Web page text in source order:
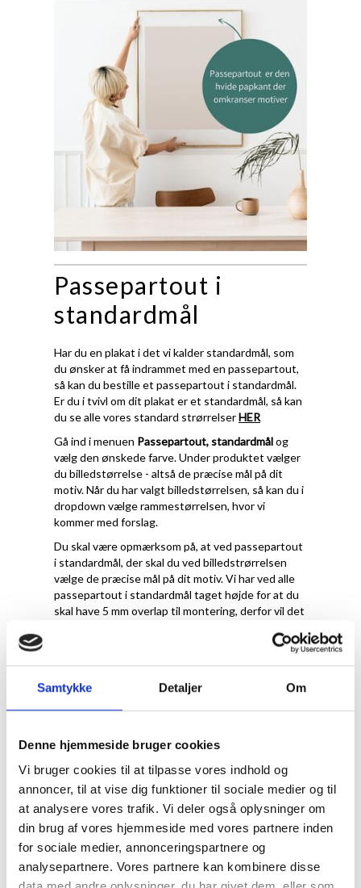
Samtykke Detaljer Om
Denne hjemmeside bruger cookies
Vi bruger cookies til at tilpasse vores indhold og
annoncer, til at vise dig funktioner til sociale medier og til
at analysere vores trafik. Vi deler også oplysninger om
din brug af vores hjemmeside med vores partnere inden
for sociale medier, annonceringspartnere og
analysepartnere. Vores partnere kan kombinere disse
Passepartout i
standardmål
Har du en plakat i det vi kalder standardmål, som
du ønsker at få indrammet med en passepartout,
så kan du bestille et passepartout i standardmål.
Er du i tvivl om dit plakat er et standardmål, så kan
du se alle vores standard strørrelserHER
Gå ind i menuen Passepartout, standardmålog
vælg den ønskede farve. Under produktet vælger
du billedstørrelse - altså de præcise mål på dit
motiv. Når du har valgt billedstørrelsen, så kan du i
dropdown vælge rammestørrelsen, hvor vi
kommer med forslag.
Du skal være opmærksom på, at ved passepartout
i standardmål, der skal du ved billedstrørrelsen
vælge de præcise mål på dit motiv. Vi har ved alle
passepartout i standardmål taget højde for at du
skal have 5 mm overlap til montering, derfor vil det
Hvilken farve